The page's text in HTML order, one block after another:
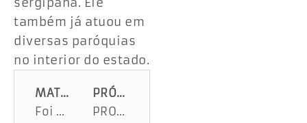
sergipana. Ele
também já atuou em
diversas paróquias
no interior do estado.
MATÉRIA ANTERIOR
Foi Deus quem guiou o salvador do motorista
PRÓXIMA MATÉRIA
PROFISSIONAIS DE DIVERSAS ÁREAS TEM VAGAS NO MERCADO DE TRABALHO. CONFIRA!!!